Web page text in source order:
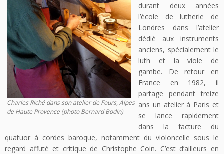
Charles Riché dans son atelier de Fours, Alpes
de Haute Provence (photo Bernard Bodin)
durant deux années
l’école de lutherie de
Londres dans l’atelier
dédié aux instruments
anciens, spécialement le
luth et la viole de
gambe. De retour en
France en 1982, il
partage pendant treize
ans un atelier à Paris et
se lance rapidement
dans la facture du
quatuor à cordes baroque, notamment du violoncelle sous le
regard affuté et critique de Christophe Coin. C’est d’ailleurs en